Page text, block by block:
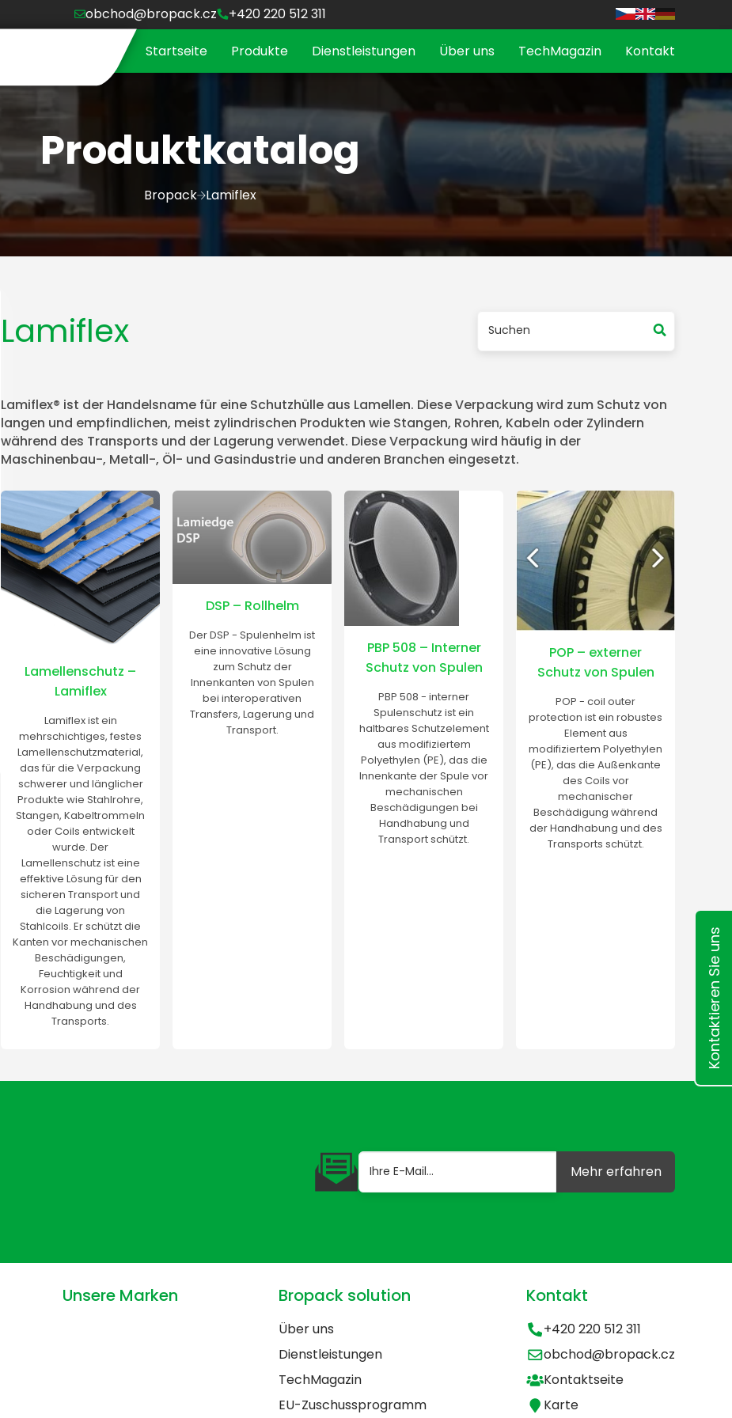
obchod@bropack.cz +420 220 512 311
Startseite Produkte Dienstleistungen Über uns TechMagazin Kontakt
Produktkatalog
Bropack Lamiflex
Lamiflex
Lamiflex® ist der Handelsname für eine Schutzhülle aus Lamellen. Diese Verpackung wird zum Schutz von
langen und empfindlichen, meist zylindrischen Produkten wie Stangen, Rohren, Kabeln oder Zylindern
während des Transports und der Lagerung verwendet. Diese Verpackung wird häufig in der
Maschinenbau-, Metall-, Öl- und Gasindustrie und anderen Branchen eingesetzt.
Lamellenschutz –
Lamiflex
Lamiflex ist ein
mehrschichtiges, festes
Lamellenschutzmaterial,
das für die Verpackung
schwerer und länglicher
Produkte wie Stahlrohre,
Stangen, Kabeltrommeln
oder Coils entwickelt
wurde. Der
Lamellenschutz ist eine
effektive Lösung für den
sicheren Transport und
die Lagerung von
Stahlcoils. Er schützt die
Kanten vor mechanischen
Beschädigungen,
Feuchtigkeit und
Korrosion während der
Handhabung und des
Transports.
DSP – Rollhelm
Der DSP - Spulenhelm ist
eine innovative Lösung
zum Schutz der
Innenkanten von Spulen
bei interoperativen
Transfers, Lagerung und
Transport.
PBP 508 – Interner
Schutz von Spulen
PBP 508 - interner
Spulenschutz ist ein
haltbares Schutzelement
aus modifiziertem
Polyethylen (PE), das die
Innenkante der Spule vor
mechanischen
Beschädigungen bei
Handhabung und
Transport schützt.
POP – externer
Schutz von Spulen
POP - coil outer
protection ist ein robustes
Element aus
modifiziertem Polyethylen
(PE), das die Außenkante
des Coils vor
mechanischer
Beschädigung während
der Handhabung und des
Transports schützt.
Mehr erfahren
Unsere Marken Bropack solution
Über uns
Dienstleistungen
TechMagazin
EU-Zuschussprogramm
Kontakt
+420 220 512 311
obchod@bropack.cz
Kontaktseite
Karte
Kontaktieren Sie uns